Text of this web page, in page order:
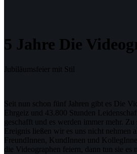
5 Jahre Die
Jubiläumsfeier mit Stil
Seit nun schon fünf Jahren gibt es Die
Ehrgeiz und 43.800 Stunden
geschafft und es werden immer mehr. Zu
Ereignis ließen wir es uns nicht nehmen
FreundInnen, KundInnen und
die Videographen feiern, dann tun sie es